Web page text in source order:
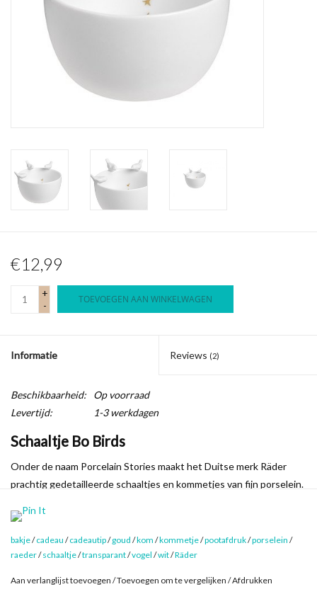
Waterproof tassen
€12,99
+
-
TOEVOEGEN AAN WINKELWAGEN
Informatie Reviews (2)
Beschikbaarheid:
Op voorraad
Levertijd:
1-3 werkdagen
Schaaltje Bo Birds
Onder de naam Porcelain Stories maakt het Duitse merk Räder
prachtig gedetailleerde schaaltjes en kommetjes van fijn porselein.
een verhaal. Op het randje van de Bo Birds zitten drie schattige
vogeltjes, waarvan de pootafdrukjes in goud op de binnenkant van
het kommetje staan.
Een mooi schaaltje voor het bewaren van je sieraden, maar ook fijn
bakje/cadeau /cadeautip/goud /kom /kommetje/pootafdruk/porselein /
raeder/schaaltje/transparant/vogel /wit/Räder
Aan verlanglijst toevoegen /Toevoegen om te vergelijken /Afdrukken